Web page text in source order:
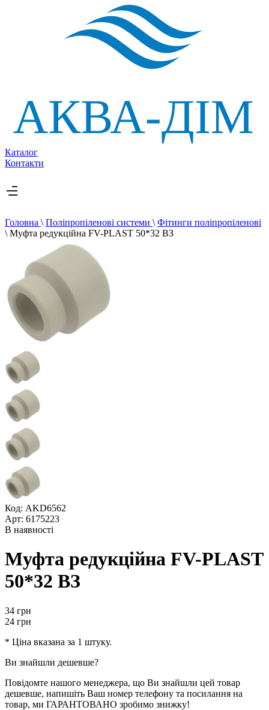
Каталог
Контакти
Головна \ Поліпропіленові системи \ Фітинги поліпропіленові
\ Муфта редукційна FV-PLAST 50*32 ВЗ
Код: AKD6562
Арт: 6175223
В наявності
Муфта редукційна FV-PLAST
50*32 ВЗ
34 грн
24 грн
* Ціна вказана за 1 штуку.
Ви знайшли дешевше?
Повідомте нашого менеджера, що Ви знайшли цей товар
дешевше, напишіть Ваш номер телефону та посилання на
товар, ми ГАРАНТОВАНО зробимо знижку!